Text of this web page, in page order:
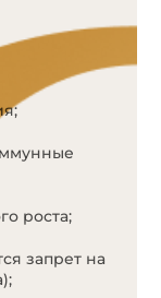
роста;
запрет на